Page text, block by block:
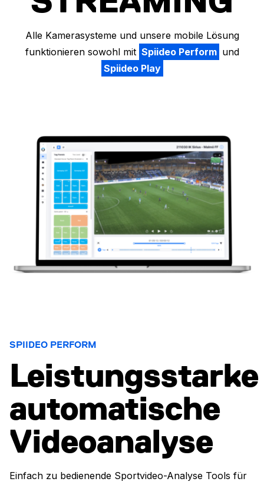
Alle Kamerasysteme und unsere mobile Lösung
funktionieren sowohl mit Spiideo Perform und
Spiideo Play
SPIIDEO PERFORM
Leistungsstarke
automatische
Videoanalyse
Einfach zu bedienende Sportvideo-Analyse Tools für